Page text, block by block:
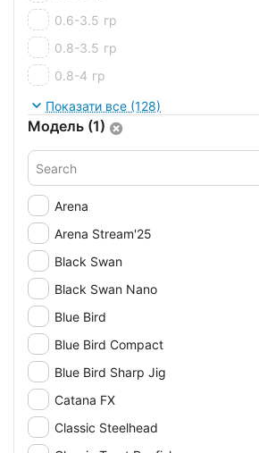
0.6-3.5 гр
0.8-3.5 гр
0.8-4 гр
0.8-5 гр
0.9-5 гр
1-3 гр
1-4 гр
1-4.5 гр
1-5 гр
1-6 гр
1-7 гр
1.5-5 гр
1.5-7 гр
1.75-10.5 гр
1.75-8.75 гр
Показати все (128)
Модель (1)
Arena
Arena Stream'25
Black Swan
Black Swan Nano
Blue Bird
Blue Bird Compact
Blue Bird Sharp Jig
Catana FX
Classic Steelhead